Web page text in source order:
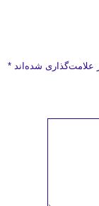
علامت‌گذاری شده‌اند *